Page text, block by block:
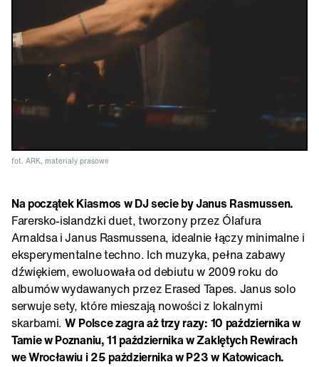
fot. ARK, materialy prasowe
Na początek Kiasmos w DJ secie by Janus Rasmussen.
Farersko-islandzki duet, tworzony przez Ólafura
Arnaldsa i Janus Rasmussena, idealnie łączy minimalne i
eksperymentalne techno. Ich muzyka, pełna zabawy
dźwiękiem, ewoluowała od debiutu w 2009 roku do
albumów wydawanych przez Erased Tapes. Janus solo
serwuje sety, które mieszają nowości z lokalnymi
skarbami. W Polsce zagra aż trzy razy: 10 października w
Tamie w Poznaniu, 11 października w Zaklętych Rewirach
we Wrocławiu i 25 października w P23 w Katowicach.